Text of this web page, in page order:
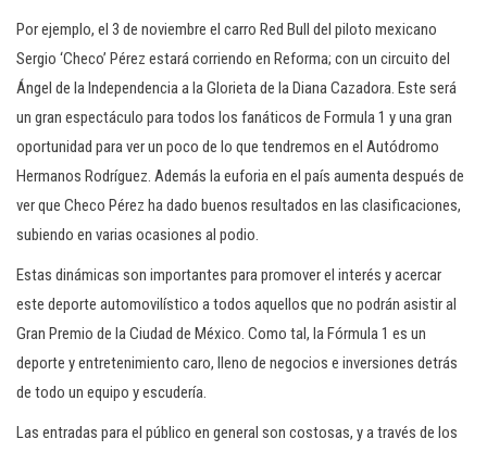
Por ejemplo, el 3 de noviembre el carro Red Bull del piloto mexicano
Sergio ‘Checo’ Pérez estará corriendo en Reforma; con un circuito del
Ángel de la Independencia a la Glorieta de la Diana Cazadora. Este será
un gran espectáculo para todos los fanáticos de Formula 1 y una gran
oportunidad para ver un poco de lo que tendremos en el Autódromo
Hermanos Rodríguez. Además la euforia en el país aumenta después de
ver que Checo Pérez ha dado buenos resultados en las clasificaciones,
subiendo en varias ocasiones al podio.
Estas dinámicas son importantes para promover el interés y acercar
este deporte automovilístico a todos aquellos que no podrán asistir al
Gran Premio de la Ciudad de México. Como tal, la Fórmula 1 es un
deporte y entretenimiento caro, lleno de negocios e inversiones detrás
de todo un equipo y escudería.
Las entradas para el público en general son costosas, y a través de los